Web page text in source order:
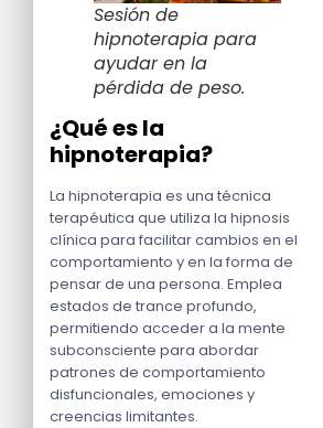
Sesión de
hipnoterapia para
ayudar en la
pérdida de peso.
¿Qué es la
hipnoterapia?
La hipnoterapia es una técnica
terapéutica que utiliza la hipnosis
clínica para facilitar cambios en el
comportamiento y en la forma de
pensar de una persona. Emplea
estados de trance profundo,
permitiendo acceder a la mente
subconsciente para abordar
patrones de comportamiento
disfuncionales, emociones y
creencias limitantes.